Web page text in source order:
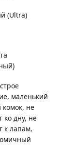
(Ultra)
маленький
комок, не
ко дну, не
к лапам,